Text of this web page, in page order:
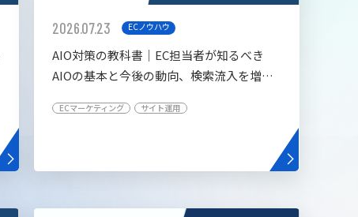
2026.07.23 ECノウハウ
AIO対策の教科書│EC担当者が知るべき
AIOの基本と今後の動向、検索流入を増や
ECマーケティング サイト運用